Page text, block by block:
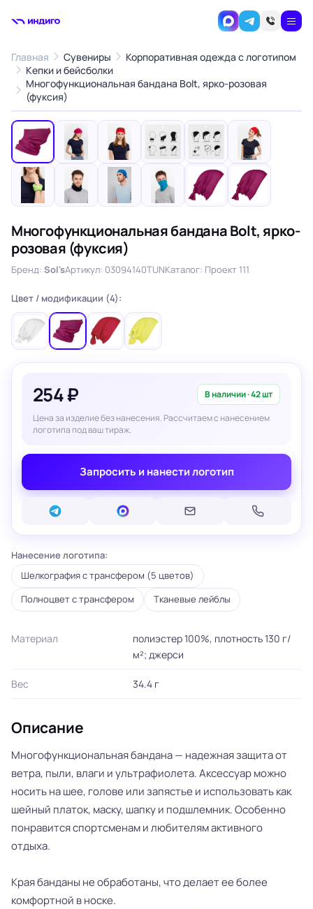
Главная Сувениры
Корпоративная одежда с логотипом
Кепки и бейсболки
Многофункциональная бандана Bolt, ярко-розовая
(фуксия)
‹ ›
Многофункциональная бандана Bolt, ярко-
розовая (фуксия)
Бренд: Sol'sАртикул: 03094140TUNКаталог: Проект 111
Цвет / модификации (4):
254 ₽ В наличии · 42 шт
Цена за изделие без нанесения. Рассчитаем с нанесением
логотипа под ваш тираж.
Запросить и нанести логотип
Нанесение логотипа:
Шелкография с трансфером (5 цветов)
Полноцвет с трансфером
Тканевые лейблы
Материал
полиэстер 100%, плотность 130 г/
м²; джерси
Вес 34.4 г
Описание
Многофункциональная бандана — надежная защита от
ветра, пыли, влаги и ультрафиолета. Аксессуар можно
носить на шее, голове или запястье и использовать как
шейный платок, маску, шапку и подшлемник. Особенно
понравится спортсменам и любителям активного
отдыха.
Края банданы не обработаны, что делает ее более
комфортной в носке.